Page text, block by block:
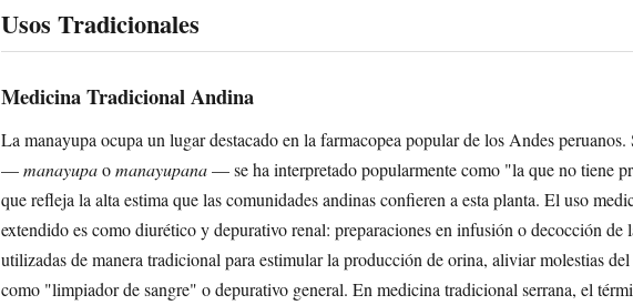
Usos Tradicionales
Medicina Tradicional Andina
La manayupa ocupa un lugar destacado en la farmacopea popular de los Andes peruanos.
—manayupaomanayupana— se ha interpretado popularmente como "la que no tiene
que refleja la alta estima que las comunidades andinas confieren a esta planta. El uso
extendido es como diurético y depurativo renal: preparaciones en infusión o decocción de
utilizadas de manera tradicional para estimular la producción de orina, aliviar molestias
como "limpiador de sangre" o depurativo general. En medicina tradicional serrana, el